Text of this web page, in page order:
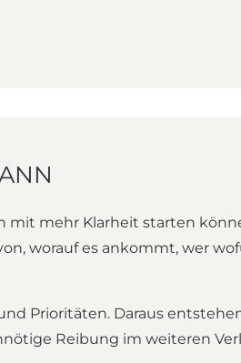
mit mehr Klarheit starten
worauf es ankommt, wer
Prioritäten. Daraus
Reibung im weiteren